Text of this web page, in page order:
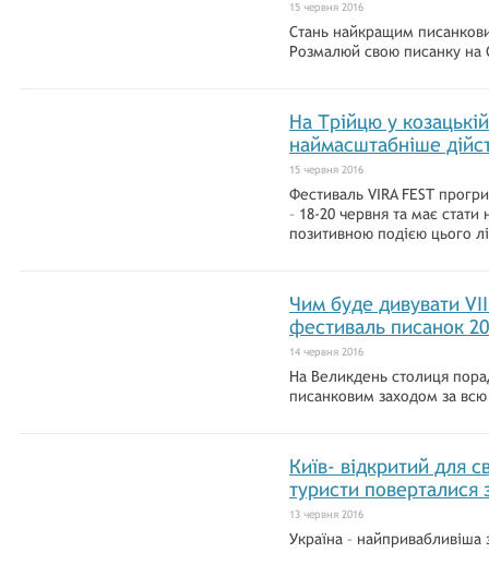
15 червня 2016
Стань найкращим
Розмалюй свою писанку на
На Трійцю у
наймасштабніше
15 червня 2016
Фестиваль VIRA FEST
– 18-20 червня та має
позитивною подією цього
Чим буде дивувати
фестиваль писанок
14 червня 2016
На Великдень столиця
писанковим заходом за всю
Київ- відкритий для
туристи поверталися
13 червня 2016
Україна –